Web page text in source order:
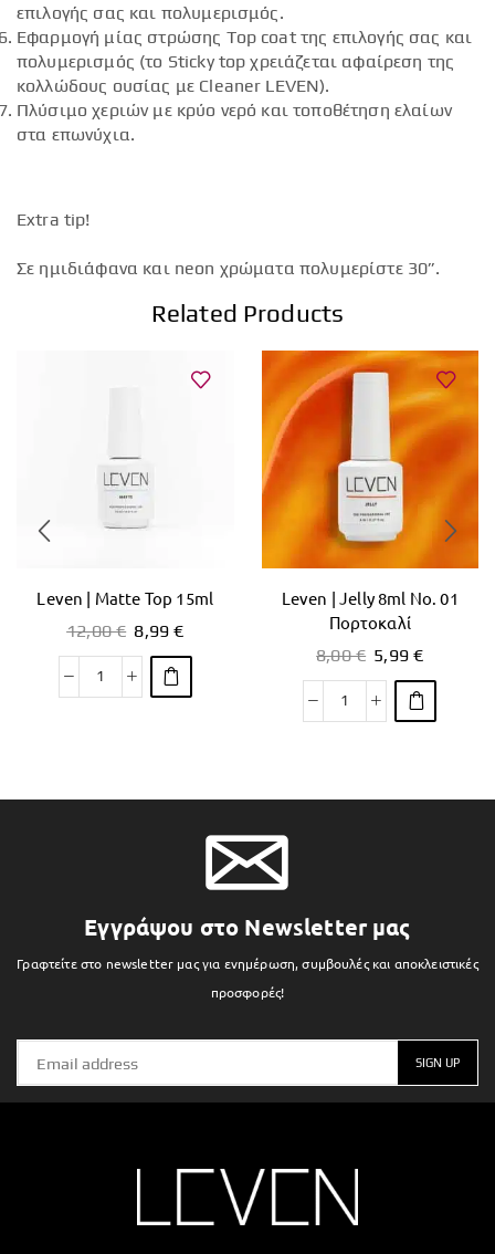
επιλογής σας και πολυμερισμός.
Εφαρμογή μίας στρώσης Top coat της επιλογής σας και
πολυμερισμός (το Sticky top χρειάζεται αφαίρεση της
κολλώδους ουσίας με Cleaner LEVEN).
Πλύσιμο χεριών με κρύο νερό και τοποθέτηση ελαίων
στα επωνύχια.
Extra tip!
Σε ημιδιάφανα και neon χρώματα πολυμερίστε 30”.
Related Products
Leven | Matte Top 15ml
12,00€ 8,99€
Leven | Jelly 8ml No. 01
Πορτοκαλί
8,00€ 5,99€
Εγγράψου στο Newsletter μας
Γραφτείτε στο newsletter μας για ενημέρωση, συμβουλές και αποκλειστικές
προσφορές!